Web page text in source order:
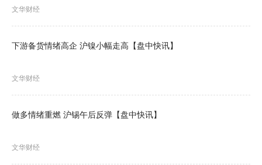
文华财经
下游备货情绪高企 沪镍小幅走高【盘中快讯】
文华财经
做多情绪重燃 沪锡午后反弹【盘中快讯】
文华财经